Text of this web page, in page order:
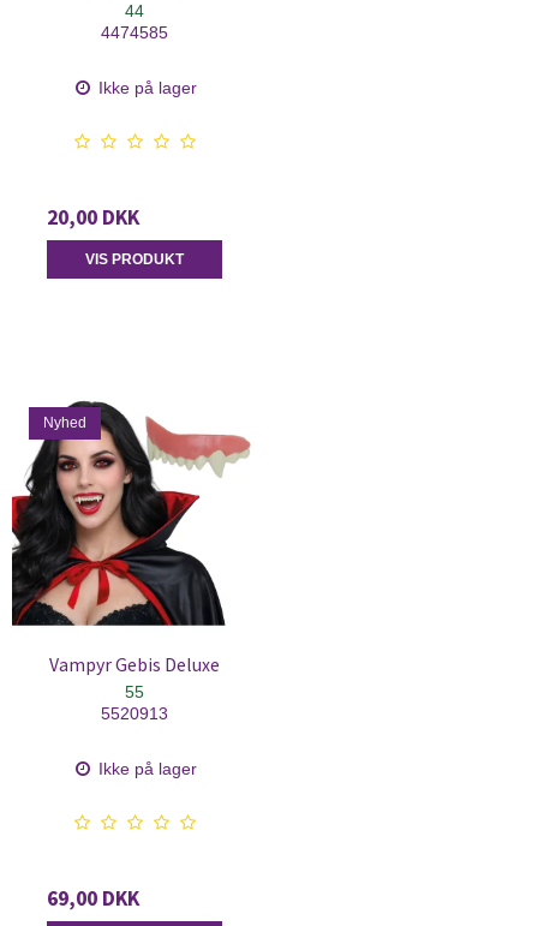
44
4474585
Ikke på lager
20,00 DKK
VIS PRODUKT
Nyhed
Vampyr Gebis Deluxe
55
5520913
Ikke på lager
69,00 DKK